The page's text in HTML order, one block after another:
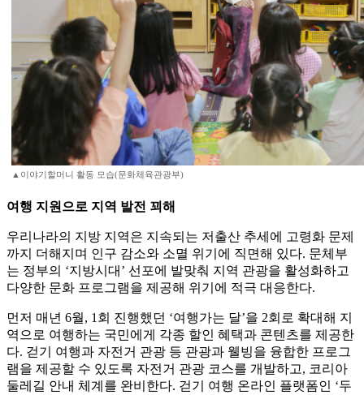
▲이야기할머니 활동 모습(문화체육관광부)
여행 지원으로 지역 발전 꾀해
우리나라의 지방 지역은 지속되는 저출산 추세에 고령화 문제
까지 더해지며 인구 감소와 소멸 위기에 직면해 있다. 문체부
는 정부의 ‘지방시대’ 선포에 발맞춰 지역 관광을 활성화하고
다양한 문화 프로그램을 제공해 위기에 적극 대응한다.
먼저 매년 6월, 1회 진행했던 ‘여행가는 달’을 2회로 확대해 지
역으로 여행하는 국민에게 각종 할인 혜택과 콘텐츠를 제공한
다. 걷기 여행과 자전거 관광 등 관광과 웰빙을 융합한 프로그
램을 제공할 수 있도록 자전거 관광 코스를 개발하고, 코리아
둘레길 안내 체계를 완비한다. 걷기 여행 온라인 플랫폼인 ‘두